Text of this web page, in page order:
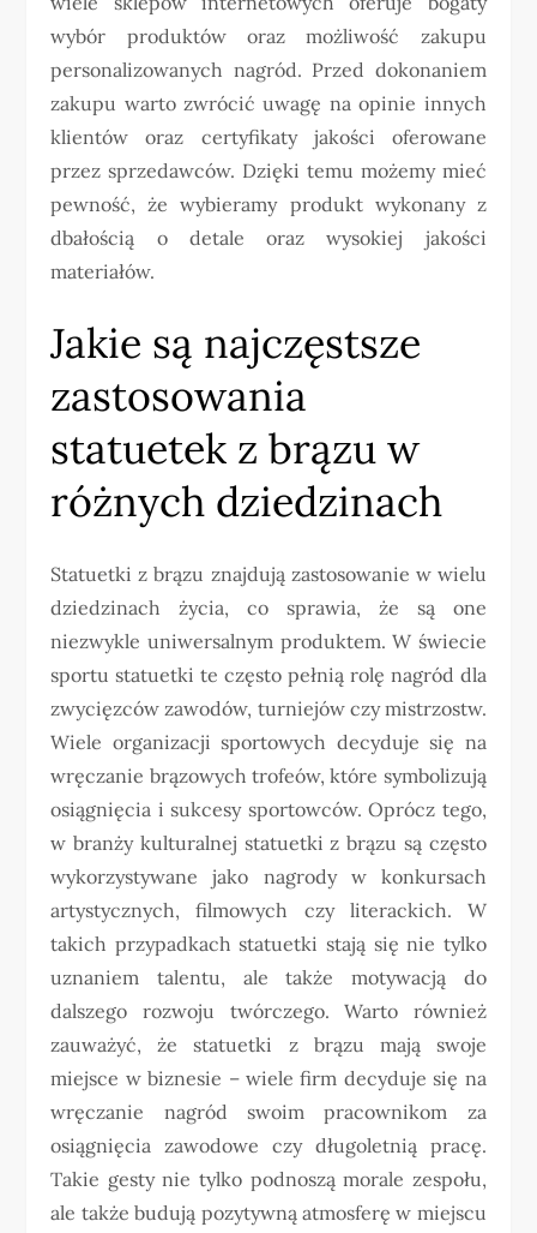
wybór produktów oraz możliwość zakupu
personalizowanych nagród. Przed dokonaniem
zakupu warto zwrócić uwagę na opinie innych
klientów oraz certyfikaty jakości oferowane
przez sprzedawców. Dzięki temu możemy mieć
pewność, że wybieramy produkt wykonany z
dbałością o detale oraz wysokiej jakości
materiałów.
Jakie są najczęstsze
zastosowania
statuetek z brązu w
różnych dziedzinach
Statuetki z brązu znajdują zastosowanie w wielu
dziedzinach życia, co sprawia, że są one
niezwykle uniwersalnym produktem. W świecie
sportu statuetki te często pełnią rolę nagród dla
zwycięzców zawodów, turniejów czy mistrzostw.
Wiele organizacji sportowych decyduje się na
wręczanie brązowych trofeów, które symbolizują
osiągnięcia i sukcesy sportowców. Oprócz tego,
w branży kulturalnej statuetki z brązu są często
wykorzystywane jako nagrody w konkursach
artystycznych, filmowych czy literackich. W
takich przypadkach statuetki stają się nie tylko
uznaniem talentu, ale także motywacją do
dalszego rozwoju twórczego. Warto również
zauważyć, że statuetki z brązu mają swoje
miejsce w biznesie – wiele firm decyduje się na
wręczanie nagród swoim pracownikom za
osiągnięcia zawodowe czy długoletnią pracę.
Takie gesty nie tylko podnoszą morale zespołu,
ale także budują pozytywną atmosferę w miejscu